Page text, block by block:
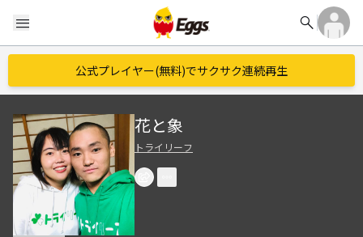
menu search
公式プレイヤー(無料)でサクサク連続再生
花と象
トライリーフ